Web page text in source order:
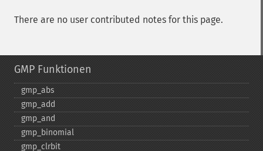
There are no user contributed notes for this page.
GMP Funktionen
gmp_​abs
gmp_​add
gmp_​and
gmp_​binomial
gmp_​clrbit